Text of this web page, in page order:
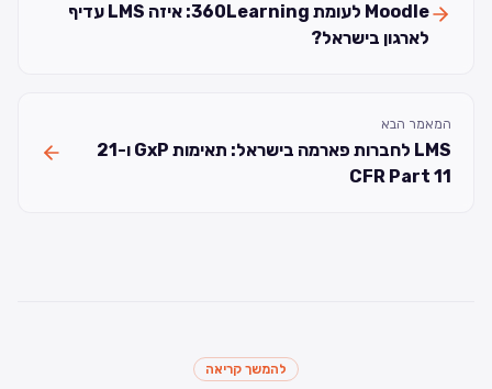
Moodle לעומת 360Learning: איזה LMS עדיף
לארגון בישראל?
המאמר הבא
LMS לחברות פארמה בישראל: תאימות GxP ו-21
CFR Part 11
להמשך קריאה